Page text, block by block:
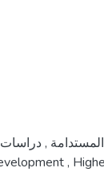
المستدامة ,دراسات
,